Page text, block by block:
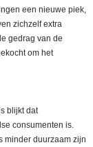
een nieuwe piek,
zichzelf extra
gedrag van de
om het
blijkt dat
consumenten is.
minder duurzaam zijn